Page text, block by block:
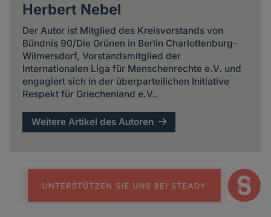
Herbert Nebel
Der Autor ist Mitglied des Kreisvorstands von
Bündnis 90/Die Grünen in Berlin Charlottenburg-
Wilmersdorf, Vorstandsmitglied der
Internationalen Liga für Menschenrechte e.V. und
engagiert sich in der überparteilichen Initiative
Respekt für Griechenland e.V..
Weitere Artikel des Autoren